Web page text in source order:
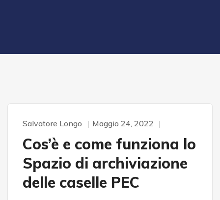
Salvatore Longo Maggio 24, 2022
Cos’è e come funziona lo
Spazio di archiviazione
delle caselle PEC